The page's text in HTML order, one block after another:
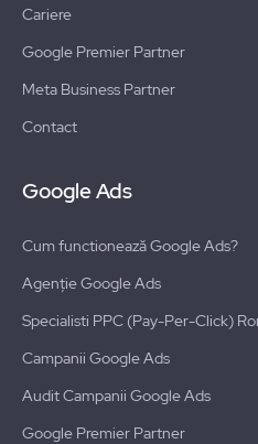
Cariere
Google Premier Partner
Meta Business Partner
Contact
Google Ads
Cum functionează Google Ads?
Agenție Google Ads
Specialisti PPC (Pay-Per-Click)
Campanii Google Ads
Audit Campanii Google Ads
Google Premier Partner